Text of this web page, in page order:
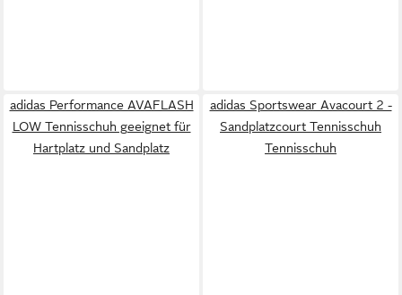
adidas Performance AVAFLASH
LOW Tennisschuh geeignet für
Hartplatz und Sandplatz
adidas Sportswear Avacourt 2 -
Sandplatzcourt Tennisschuh
Tennisschuh